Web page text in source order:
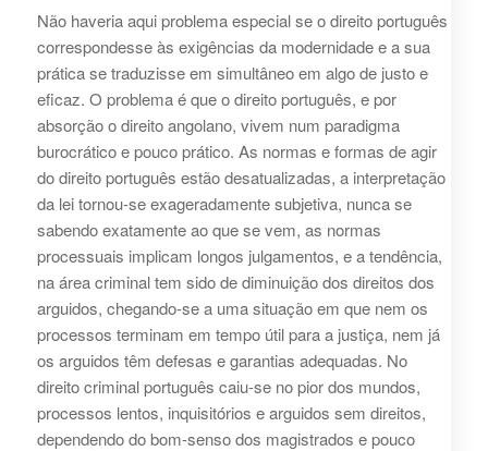
Não haveria aqui problema especial se o direito português
correspondesse às exigências da modernidade e a sua
prática se traduzisse em simultâneo em algo de justo e
eficaz. O problema é que o direito português, e por
absorção o direito angolano, vivem num paradigma
burocrático e pouco prático. As normas e formas de agir
do direito português estão desatualizadas, a interpretação
da lei tornou-se exageradamente subjetiva, nunca se
sabendo exatamente ao que se vem, as normas
processuais implicam longos julgamentos, e a tendência,
na área criminal tem sido de diminuição dos direitos dos
arguidos, chegando-se a uma situação em que nem os
processos terminam em tempo útil para a justiça, nem já
os arguidos têm defesas e garantias adequadas. No
direito criminal português caiu-se no pior dos mundos,
processos lentos, inquisitórios e arguidos sem direitos,
dependendo do bom-senso dos magistrados e pouco